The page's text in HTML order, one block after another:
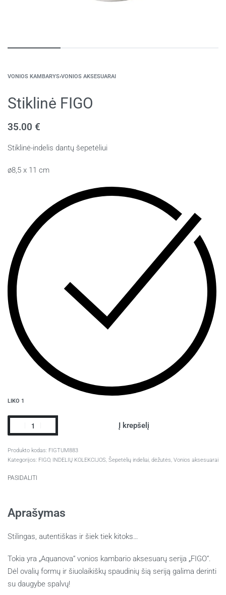
VONIOS KAMBARYS›VONIOS AKSESUARAI
Stiklinė FIGO
35.00 €
Stiklinė-indelis dantų šepetėliui
ø8,5 x 11 cm
LIKO 1
Į krepšelį
FIGTUM883
Kategorijos: FIGO, INDELIŲ KOLEKCIJOS, Šepetėlių indeliai, dėžutės, Vonios aksesuarai
PASIDALITI
Aprašymas
Stilingas, autentiškas ir šiek tiek kitoks…
Tokia yra „Aquanova“ vonios kambario aksesuarų serija „FIGO“.
Dėl ovalių formų ir šiuolaikiškų spaudinių šią seriją galima derinti
su daugybe spalvų!